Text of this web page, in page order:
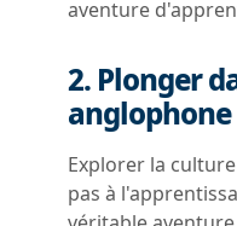
aventure
2. Plonger
anglophone
Explorer la
pas à